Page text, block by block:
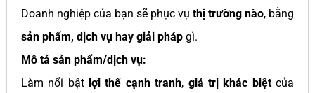
Doanh nghiệp của bạn sẽ phục vụ thị trường nào, bằng
sản phẩm, dịch vụ hay giải pháp gì.
Mô tả sản phẩm/dịch vụ:
Làm nổi bật lợi thế cạnh tranh, giá trị khác biệtcủa